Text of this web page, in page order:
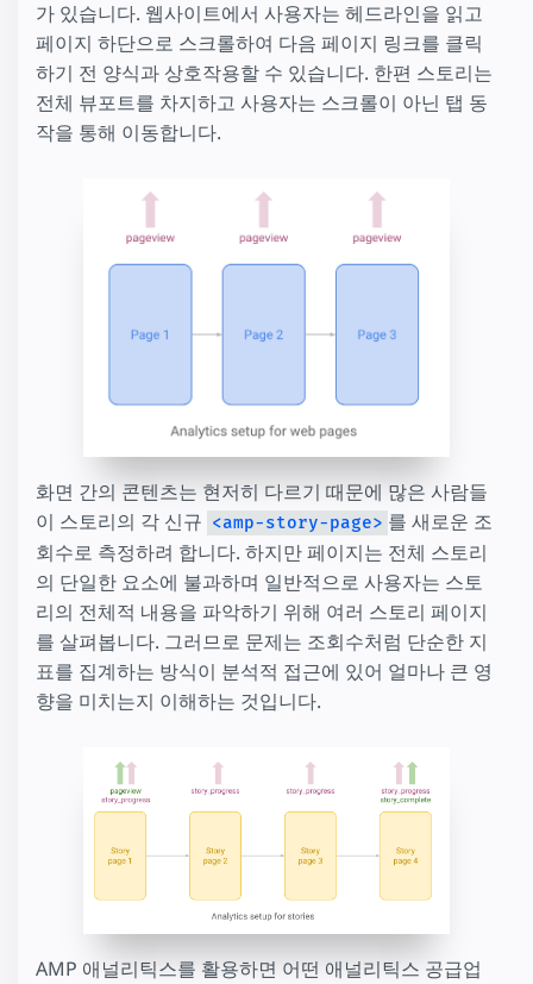
가 있습니다. 웹사이트에서 사용자는 헤드라인을 읽고
페이지 하단으로 스크롤하여 다음 페이지 링크를 클릭
하기 전 양식과 상호작용할 수 있습니다. 한편 스토리는
전체 뷰포트를 차지하고 사용자는 스크롤이 아닌 탭 동
작을 통해 이동합니다.
화면 간의 콘텐츠는 현저히 다르기 때문에 많은 사람들
이 스토리의 각 신규 <amp-story-page> 를 새로운 조
회수로 측정하려 합니다. 하지만 페이지는 전체 스토리
의 단일한 요소에 불과하며 일반적으로 사용자는 스토
리의 전체적 내용을 파악하기 위해 여러 스토리 페이지
를 살펴봅니다. 그러므로 문제는 조회수처럼 단순한 지
표를 집계하는 방식이 분석적 접근에 있어 얼마나 큰 영
향을 미치는지 이해하는 것입니다.
AMP 애널리틱스를 활용하면 어떤 애널리틱스 공급업